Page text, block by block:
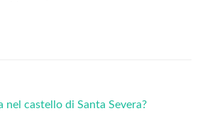
castello di Santa Severa?